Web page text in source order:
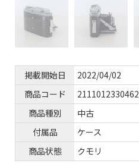
掲載開始日
2022/04/02
商品コード
2111012330462
商品種別
中古
付属品
ケース
商品状態
クモリ